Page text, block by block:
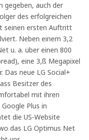
gegeben, auch der
des erfolgreichen
seinen ersten Auftritt
Neben einem 3,2
u. a. über einen 800
eine 3,ß Megapixel
Das neue LG Social+
Besitzer des
mit ihren
Plus in
die US-Website
das LG Optimus Net